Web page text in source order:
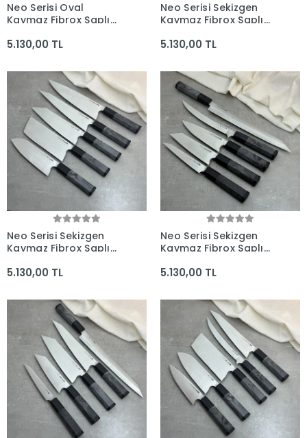
Neo Serisi Oval
Kaymaz Fibrox Saplı
205mm, 165mm,
Kocakaya El Yapımı
Bıçaklar
5.130,00 TL
Neo Serisi Sekizgen
Kaymaz Fibrox Saplı
180mm, 180mm,
Kocakaya El Yapımı
Bıçaklar
5.130,00 TL
Neo Serisi Sekizgen
Kaymaz Fibrox Saplı
225mm, 205mm,
Kocakaya El Yapımı
5.130,00 TL
Neo Serisi Sekizgen
Kaymaz Fibrox Saplı
210mm, 165mm,
Kocakaya El Yapımı
5.130,00 TL